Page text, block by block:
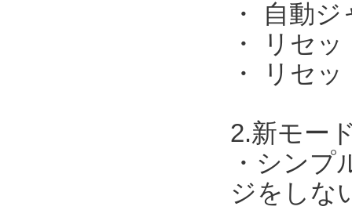
・ 自動
・ リセ
・ リセ
2.新モー
・シン
ジをしな